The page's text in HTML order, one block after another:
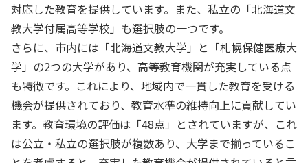
対応した教育を提供しています。また、私立の「北海道文
教大学付属高等学校」も選択肢の一つです。
さらに、市内には「北海道文教大学」と「札幌保健医療大
学」の2つの大学があり、高等教育機関が充実している点
も特徴です。これにより、地域内で一貫した教育を受ける
機会が提供されており、教育水準の維持向上に貢献してい
ます。教育環境の評価は「48点」とされていますが、これ
は公立・私立の選択肢が複数あり、大学まで揃っているこ